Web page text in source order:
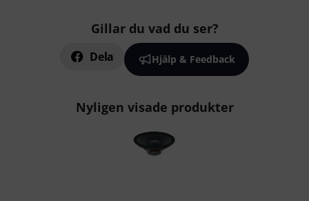
Gillar du vad du ser?
Dela Hjälp & Feedback
Nyligen visade produkter